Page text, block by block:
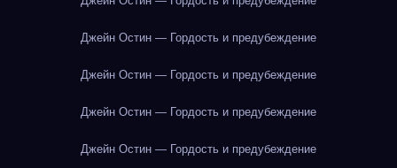
Джейн Остин — Гордость и предубеждение
Джейн Остин — Гордость и предубеждение
Джейн Остин — Гордость и предубеждение
Джейн Остин — Гордость и предубеждение